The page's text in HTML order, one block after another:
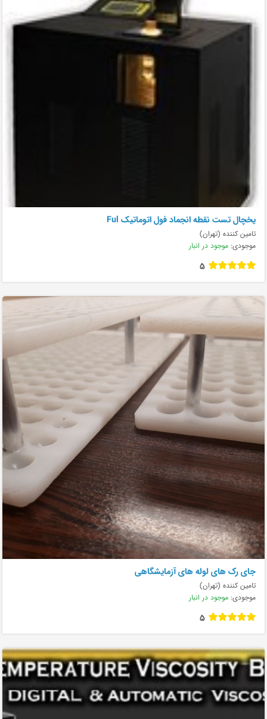
يخچال تست نقطه انجماد فول اتوماتيک Ful
تامین کننده (تهران)
موجودی: موجود در انبار
5
جای رک های لوله های آزمایشگاهی
تامین کننده (تهران)
موجودی: موجود در انبار
5